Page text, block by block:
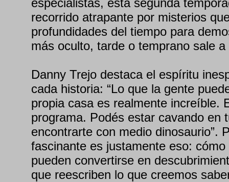
especialistas, esta segunda
recorrido atrapante por misterios
profundidades del tiempo para
más oculto, tarde o temprano sale
Danny Trejo destaca el espíritu
cada historia: “Lo que la gente
propia casa es realmente increíble.
programa. Podés estar cavando en
encontrarte con medio dinosaurio”.
fascinante es justamente eso:
pueden convertirse en
que reescriben lo que creemos